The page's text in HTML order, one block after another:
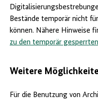
Bestände temporär nicht
können. Nähere Hinweise
zu den temporär
Weitere
Für die Benutzung von